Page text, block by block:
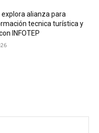
explora alianza para
tecnica turística y
INFOTEP